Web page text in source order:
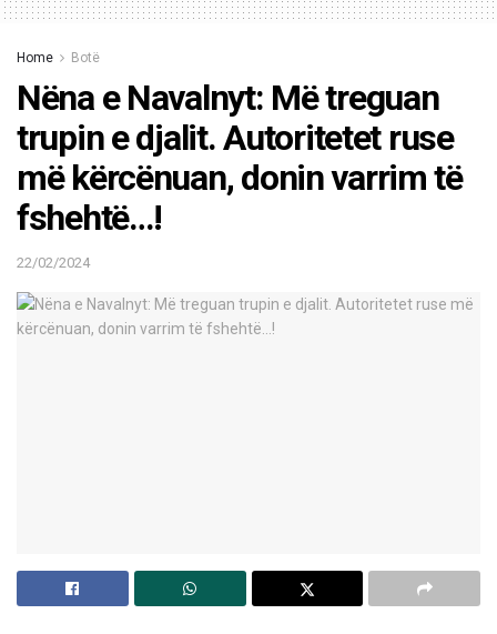
Home Botë
Nëna e Navalnyt: Më treguan
trupin e djalit. Autoritetet ruse
më kërcënuan, donin varrim të
fshehtë…!
22/02/2024